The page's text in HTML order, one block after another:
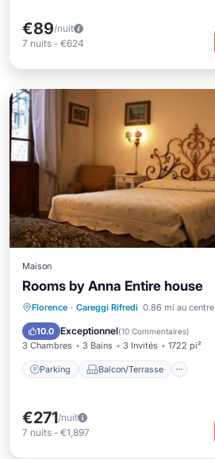
€89/nuit
7 nuits - €624
Maison
Rooms by Anna Entire house
Florence · Careggi Rifredi 0.86 mi au centre
10.0 Exceptionnel(10 Commentaires)
3 Chambres 3 Bains 3 Invités 1722 pi²
Parking Balcon/Terrasse
Parking Balcon/Terrasse
Climatisation
€271/nuit
7 nuits - €1,897